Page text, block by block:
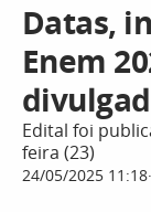
Datas,
Enem
Edital foi
feira (23)
24/05/2025 11:18